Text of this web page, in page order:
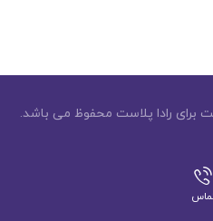
برای رادا پلاست محفوظ می باشد.